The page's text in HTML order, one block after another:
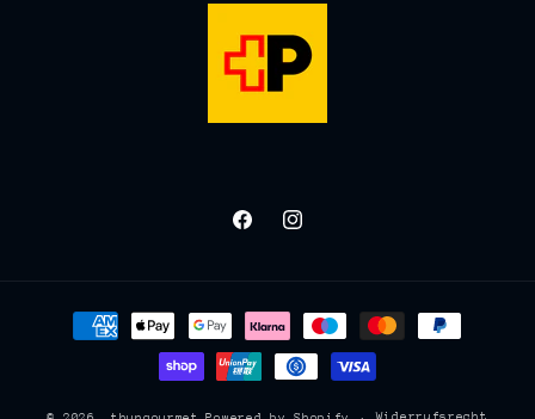
FacebookInstagram
Zahlungsmethoden